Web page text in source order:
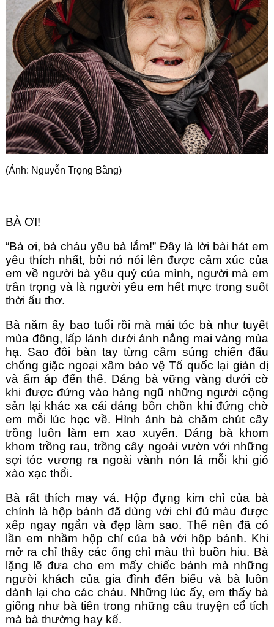
Góc chia sẻ
Liên hệ
Tìm kiếm
(Ảnh: Nguyễn Trọng Bằng)
BÀ ƠI!
“Bà ơi, bà cháu yêu bà lắm!” Đây là lời bài hát em
yêu thích nhất, bởi nó nói lên được cảm xúc của
em về người bà yêu quý của mình, người mà em
trân trọng và là người yêu em hết mực trong suốt
thời ấu thơ.
Bà năm ấy bao tuổi rồi mà mái tóc bà như tuyết
mùa đông, lấp lánh dưới ánh nắng mai vàng mùa
hạ. Sao đôi bàn tay từng cầm súng chiến đấu
chống giặc ngoại xâm bảo vệ Tổ quốc lại giản dị
và ấm áp đến thế. Dáng bà vững vàng dưới cờ
khi được đứng vào hàng ngũ những người cộng
sản lại khác xa cái dáng bồn chồn khi đứng chờ
em mỗi lúc học về. Hình ảnh bà chăm chút cây
trồng luôn làm em xao xuyến. Dáng bà khom
khom trồng rau, trồng cây ngoài vườn với những
sợi tóc vương ra ngoài vành nón lá mỗi khi gió
xào xạc thổi.
Bà rất thích may vá. Hộp đựng kim chỉ của bà
chính là hộp bánh đã dùng với chỉ đủ màu được
xếp ngay ngắn và đẹp làm sao. Thế nên đã có
lần em nhầm hộp chỉ của bà với hộp bánh. Khi
mở ra chỉ thấy các ống chỉ màu thì buồn hiu. Bà
lặng lẽ đưa cho em mấy chiếc bánh mà những
người khách của gia đình đến biếu và bà luôn
dành lại cho các cháu. Những lúc ấy, em thấy bà
giống như bà tiên trong những câu truyện cổ tích
mà bà thường hay kể.